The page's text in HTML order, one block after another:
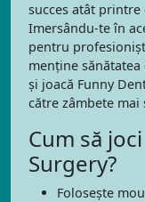
succes atât
Imersându-te în
pentru
menține
și joacă Funny
către zâmbete
Cum să
Surgery?
Folosește